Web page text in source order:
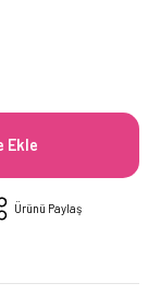
Ekle
Ürünü Paylaş